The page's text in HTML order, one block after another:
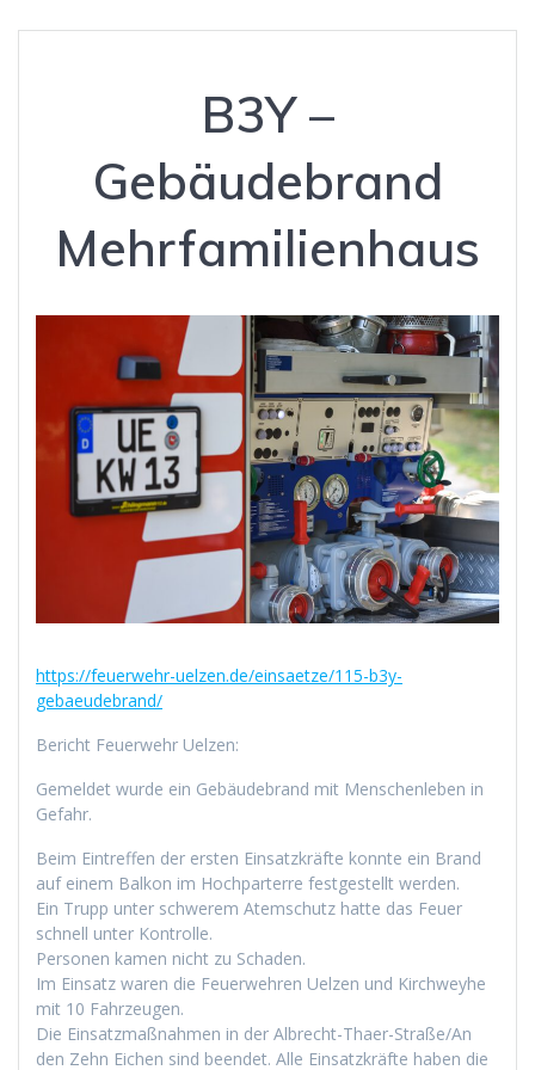
B3Y –
Gebäudebrand
Mehrfamilienhaus
https://feuerwehr-uelzen.de/einsaetze/115-b3y-
gebaeudebrand/
Bericht Feuerwehr Uelzen:
Gemeldet wurde ein Gebäudebrand mit Menschenleben in
Gefahr.
Beim Eintreffen der ersten Einsatzkräfte konnte ein Brand
auf einem Balkon im Hochparterre festgestellt werden.
Ein Trupp unter schwerem Atemschutz hatte das Feuer
schnell unter Kontrolle.
Personen kamen nicht zu Schaden.
Im Einsatz waren die Feuerwehren Uelzen und Kirchweyhe
mit 10 Fahrzeugen.
Die Einsatzmaßnahmen in der Albrecht-Thaer-Straße/An
den Zehn Eichen sind beendet. Alle Einsatzkräfte haben die